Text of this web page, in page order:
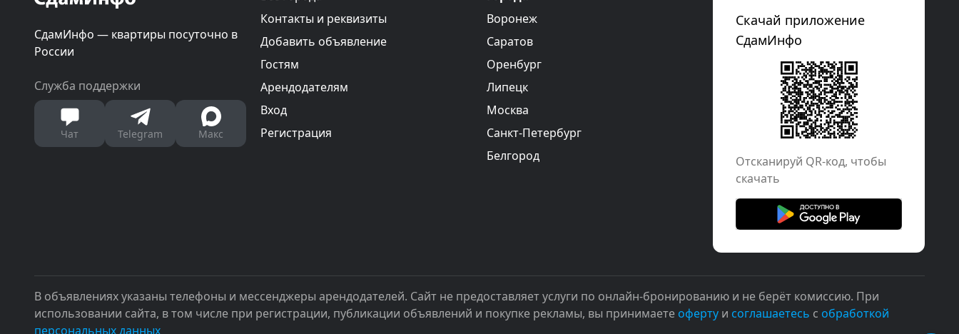
СдамИнфо — квартиры посуточно в
России
Служба поддержки
Чат Telegram Макс
Контакты и реквизиты
Добавить объявление
Гостям
Арендодателям
Вход
Регистрация
Воронеж
Саратов
Оренбург
Липецк
Москва
Санкт-Петербург
Белгород
Скачай приложение
СдамИнфо
Отcканируй QR-код, чтобы
скачать
В объявлениях указаны телефоны и мессенджеры арендодателей. Сайт не предоставляет услуги по онлайн-бронированию и не берёт комиссию. При
использовании сайта, в том числе при регистрации, публикации объявлений и покупке рекламы, вы принимаете оферту и соглашаетесь с обработкой
персональных данных